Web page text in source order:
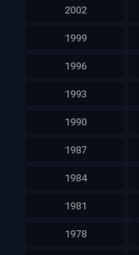
2002
1999
1996
1993
1990
1987
1984
1981
1978